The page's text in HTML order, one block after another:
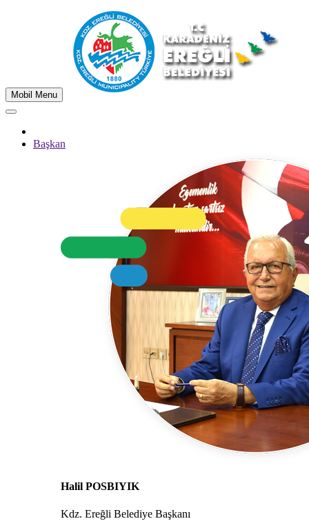
Mobil Menu
Başkan
Halil POSBIYIK
Kdz. Ereğli Belediye Başkanı